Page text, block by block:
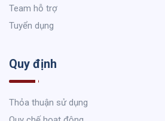
Team hỗ trợ
Tuyển dụng
Quy định
Thỏa thuận sử dụng